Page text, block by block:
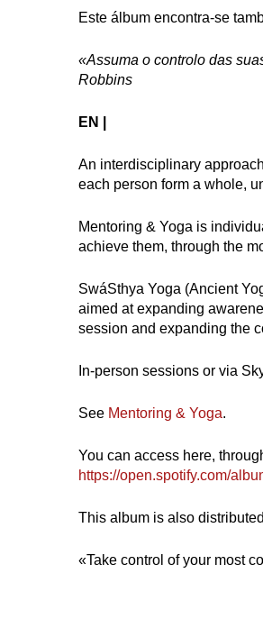
Este álbum encontra-se
«Assuma o controlo das
Robbins
EN |
An interdisciplinary
each person form a whole,
Mentoring & Yoga is
achieve them, through the
SwáSthya Yoga (Ancient
aimed at expanding
session and expanding the
In-person sessions or via
See Mentoring & Yoga.
You can access here,
https://open.spotify.com/
This album is also
«Take control of your most